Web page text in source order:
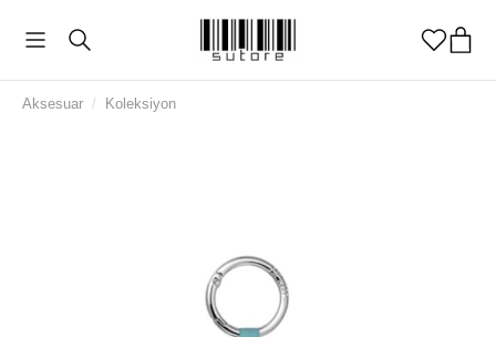
Aksesuar / Koleksiyon